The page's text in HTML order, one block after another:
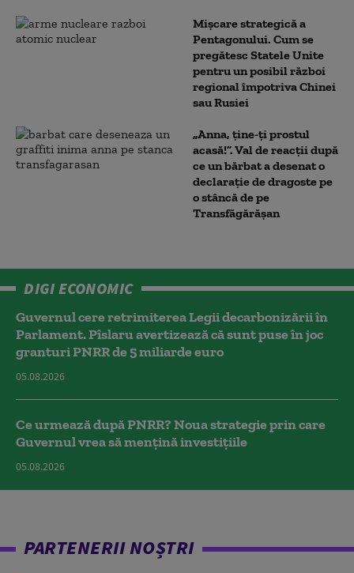
Mișcare strategică a
Pentagonului. Cum se
pregătesc Statele Unite
pentru un posibil război
regional împotriva Chinei
sau Rusiei
„Anna, ţine-ţi prostul
acasă!”. Val de reacții după
ce un bărbat a desenat o
declarație de dragoste pe
o stâncă de pe
Transfăgărășan
DIGI ECONOMIC
Guvernul cere retrimiterea Legii decarbonizării în
Parlament. Pîslaru avertizează că sunt puse în joc
granturi PNRR de 5 miliarde euro
05.08.2026
Ce urmează după PNRR? Noua strategie prin care
Guvernul vrea să mențină investițiile
05.08.2026
PARTENERII NOȘTRI